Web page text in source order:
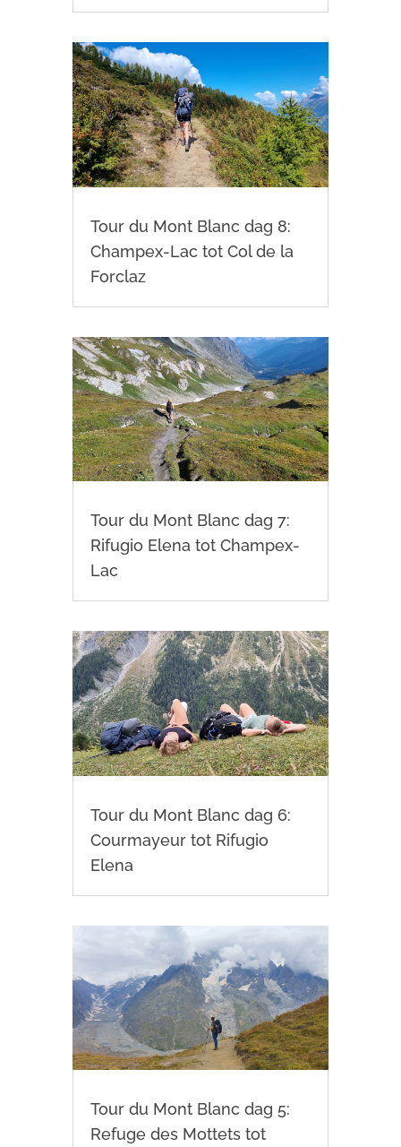
Tour du Mont Blanc dag 8:
Champex-Lac tot Col de la
Forclaz
Tour du Mont Blanc dag 7:
Rifugio Elena tot Champex-
Lac
Tour du Mont Blanc dag 6:
Courmayeur tot Rifugio
Elena
Tour du Mont Blanc dag 5:
Refuge des Mottets tot